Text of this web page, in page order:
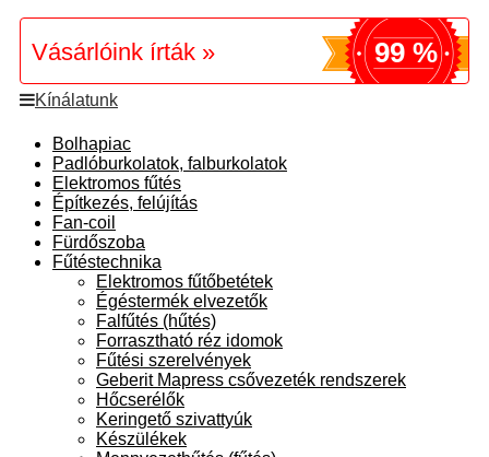
Vásárlóink írták » 99 %
Kínálatunk
Bolhapiac
Padlóburkolatok, falburkolatok
Elektromos fűtés
Építkezés, felújítás
Fan-coil
Fürdőszoba
Fűtéstechnika
Elektromos fűtőbetétek
Égéstermék elvezetők
Falfűtés (hűtés)
Forrasztható réz idomok
Fűtési szerelvények
Geberit Mapress csővezeték rendszerek
Hőcserélők
Keringető szivattyúk
Készülékek